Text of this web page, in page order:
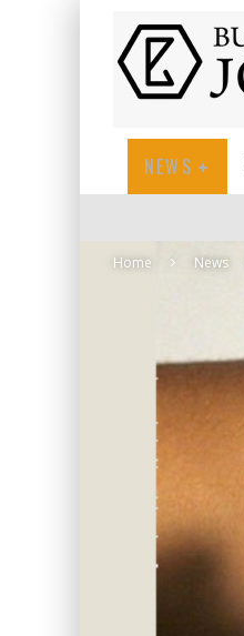
NEWS
Home News